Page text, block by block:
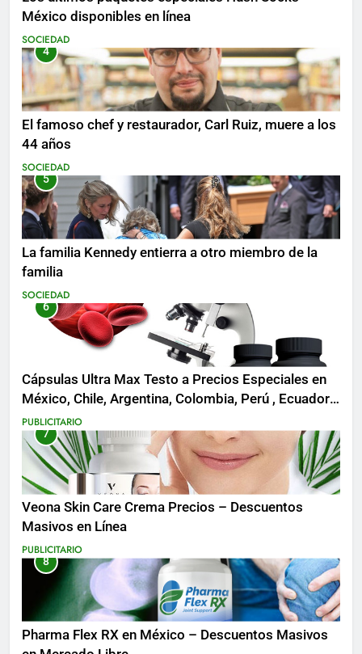
México disponibles en línea
SOCIEDAD
4
El famoso chef y restaurador, Carl Ruiz, muere a los
44 años
SOCIEDAD
5
La familia Kennedy entierra a otro miembro de la
familia
SOCIEDAD
6
Cápsulas Ultra Max Testo a Precios Especiales en
México, Chile, Argentina, Colombia, Perú , Ecuador,
Costa Rica y Más
PUBLICITARIO
7
Veona Skin Care Crema Precios – Descuentos
Masivos en Línea
PUBLICITARIO
8
Pharma Flex RX en México – Descuentos Masivos